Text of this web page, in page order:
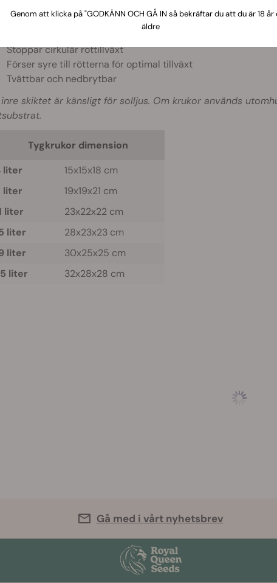
Miljövänlig tygkruka
Stoppar cirkulär rottillväxt
Förser syre till rötterna för optimal tillväxt
Tvättbar och nedbrytbar
skiktet är känsligt för solljus. Om krukor används
Tygkrukor dimension
liter
15x15x18 cm
liter
19x19x21 cm
liter
23x22x22 cm
liter
28x23x23 cm
liter
30x25x25 cm
liter
32x28x28 cm
Gå med i vårt nyhetsbrev
Genom att klicka på "GODKÄNN OCH GÅ IN så bekräftar du att du är 18 år
äldre